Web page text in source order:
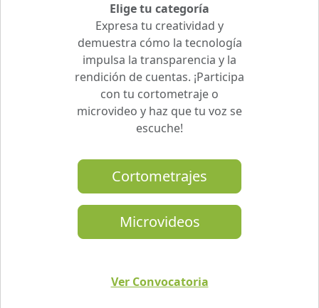
Elige tu categoría
Expresa tu creatividad y
demuestra cómo la tecnología
impulsa la transparencia y la
rendición de cuentas. ¡Participa
con tu cortometraje o
microvideo y haz que tu voz se
escuche!
Cortometrajes
Microvideos
Ver Convocatoria